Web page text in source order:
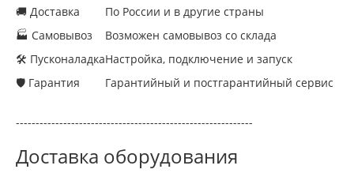
🚚 Доставка
🏭 Самовывоз
🛠 Пусконаладка
🛡 Гарантия
По России и в другие страны
Возможен самовывоз со склада
Настройка, подключение и запуск
Гарантийный и постгарантийный сервис
------------------------------------------------------------
Доставка оборудования